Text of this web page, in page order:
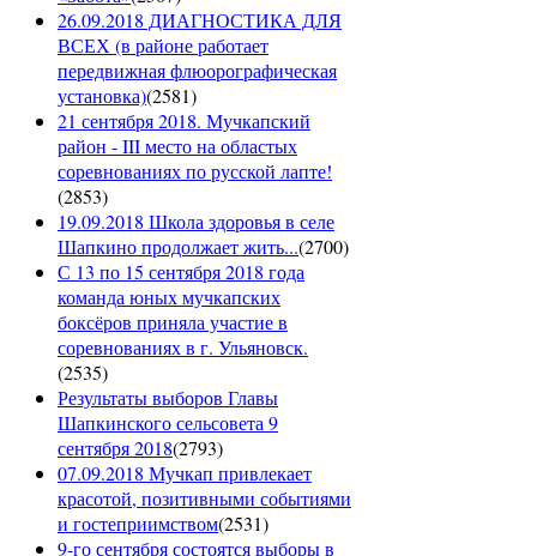
26.09.2018 ДИАГНОСТИКА ДЛЯ
ВСЕХ (в районе работает
передвижная флюорографическая
установка)(2581)
21 сентября 2018. Мучкапский
район - III место на областых
соревнованиях по русской лапте!
(2853)
19.09.2018 Школа здоровья в селе
Шапкино продолжает жить...(2700)
С 13 по 15 сентября 2018 года
команда юных мучкапских
боксёров приняла участие в
соревнованиях в г. Ульяновск.
(2535)
Результаты выборов Главы
Шапкинского сельсовета 9
сентября 2018(2793)
07.09.2018 Мучкап привлекает
красотой, позитивными событиями
и гостеприимством(2531)
9-го сентября состоятся выборы в